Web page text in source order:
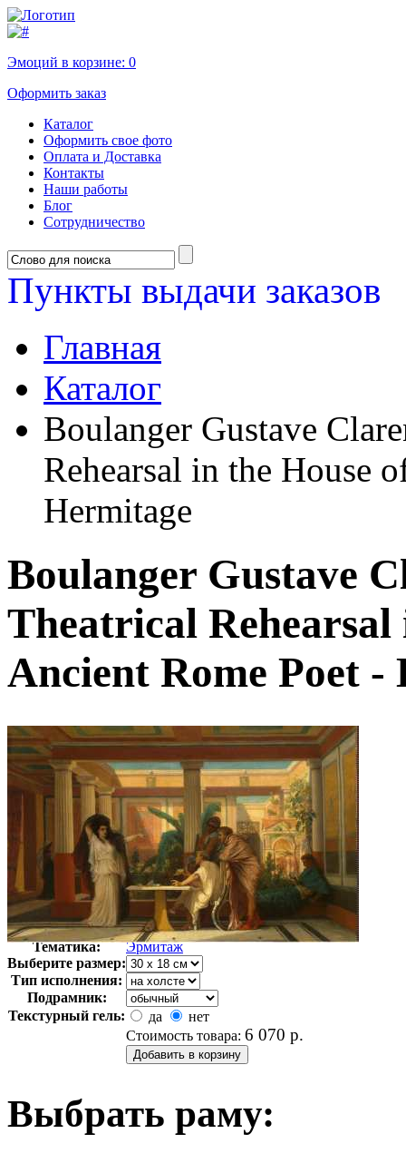
Эмоций в корзине: 0
Оформить заказ
Каталог
Оформить свое фото
Оплата и Доставка
Контакты
Наши работы
Блог
Сотрудничество
Пункты выдачи заказов
Главная
Каталог
Boulanger Gustave
Rehearsal in the House
Hermitage
Boulanger Gustave
Theatrical Rehearsal
Ancient Rome Poet -
Автор:
Неизвестно
Арт-стиль
Русская живопись XIX века
Тематика:
Эрмитаж
Выберите размер:
Тип исполнения:
Подрамник:
Текстурный гель:
да
нет
Стоимость товара: 6 070 р.
Выбрать раму: